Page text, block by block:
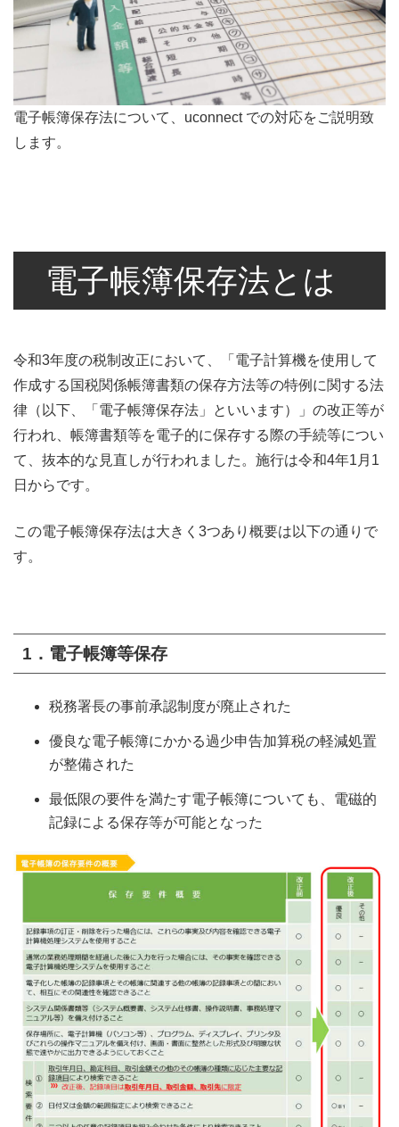
電子帳簿保存法について、uconnect での対応をご説明致
します。
電子帳簿保存法とは
令和3年度の税制改正において、「電子計算機を使用して
作成する国税関係帳簿書類の保存方法等の特例に関する法
律（以下、「 電子帳簿保存法」といいます）」の改正等が
行われ、帳簿書類等を電子的に保存する際の手続等につい
て、抜本的な見直しが行われました。施行は令和4年1月1
日からです。
この電子帳簿保存法は大きく3つあり概要は以下の通りで
す。
1．電子帳簿等保存
税務署長の事前承認制度が廃止された
優良な電子帳簿にかかる過少申告加算税の軽減処置
が整備された
最低限の要件を満たす電子帳簿についても、電磁的
記録による保存等が可能となった